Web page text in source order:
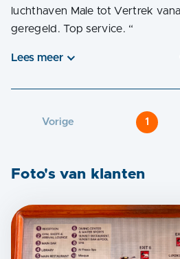
luchthaven Male tot Vertrek
geregeld. Top service. “
Lees meer
Vorige 1
Foto's van klanten